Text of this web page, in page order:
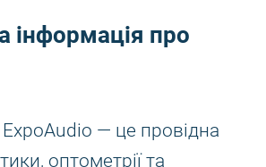
інформація про
— це провідна
оптометрії та